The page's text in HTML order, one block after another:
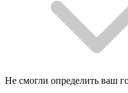
Не смогли определить ваш